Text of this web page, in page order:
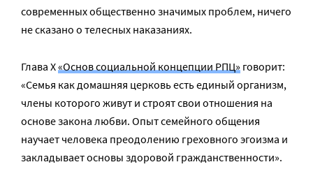
современных общественно значимых проблем, ничего
не сказано о телесных наказаниях.
Глава Х«Основ социальной концепции РПЦ» говорит:
«Семья как домашняя церковь есть единый организм,
члены которого живут и строят свои отношения на
основе закона любви. Опыт семейного общения
научает человека преодолению греховного эгоизма и
закладывает основы здоровой гражданственности».